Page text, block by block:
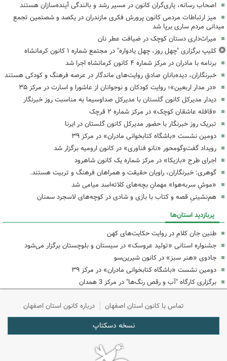
اصحاب رسانه، یاری‌گران کانون در مسیر رشد و بالندگی آینده‌سازان هستند
میز ارتباطات مردمی کانون پرورش فکری مازندران در یکصد و شصتمین تجمع
میدانی مردم ساری برپا شد
میراث‌داری دستان کوچک در ضیافت عطر نان
کلیپ برگزاری "چهل روز، چهل یادواره" در مجتمع شماره ۱ کانون کرمانشاه
برنامه با مادران در مرکز شماره ۴ کانون کرمانشاه اجرا شد
خبرنگاران، دیده‌بانانِ صادقِ روایت‌های ماندگار در عرصه فرهنگ و کودکی هستند
«در مدار اربعین»؛ روایت کودکان و نوجوانان از عاشورا و اسارت در مرکز ۳۵
دیدار مدیرکل کانون گلستان با مدیرکل صداوسیما به مناسبت روز خبرنگار
«قافله عاشقان کوچک» در مرکز شماره ۲ قرچک
تبریک روز خبرنگار با حضور مدیرکل کانون گلستان در ایرنا
دومین نشست «باشگاه کتابخوانی مادران» در مرکز ۳۹
رویداد گفت‌وگومحور «نانو فناوری» در کانون ارومیه برگزار شد
اجرای طرح «بازیکا» در مرکز شماره یک کانون شاهرود
گوهری: خبرنگاران، راویان حقیقت و همراهان فرهنگ و تربیت هستند.
«موشِ سربه‌هوا» مهمانِ بچه‌های کلاته‌اسد میامی شد
هم‌نشینیِ قصه و کتاب با بازی و شادی در کوچه‌های لاسجرد سمنان
پربازدید استان‌ها
طنین جان کلام در روایت حکایت‌های کهن
جشنواره استانی «تولید عروسک» در سیستان و بلوچستان برگزار می‌شود
جادوی «هنر سبز» در کانون شیرین‌سو
دومین نشست «باشگاه کتابخوانی مادران» در مرکز ۳۹
برگزاری کارگاه "آب و رقص رنگ‌ها" در مرکز 3 همدان
تماس با کانون استان اصفهان درباره کانون استان اصفهان
نسخه دسکتاپ